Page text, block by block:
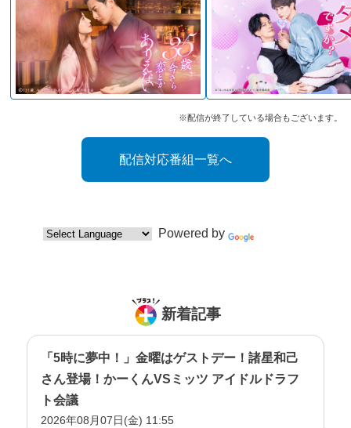
※配信が終了している場合もございます。
配信対応番組一覧へ
Powered by
新着記事
「5時に夢中！」金曜はゲストデー！諸星和己
さん登場！かーくんVSミッツ アイドルドラフ
ト会議
2026年08月07日(金) 11:55